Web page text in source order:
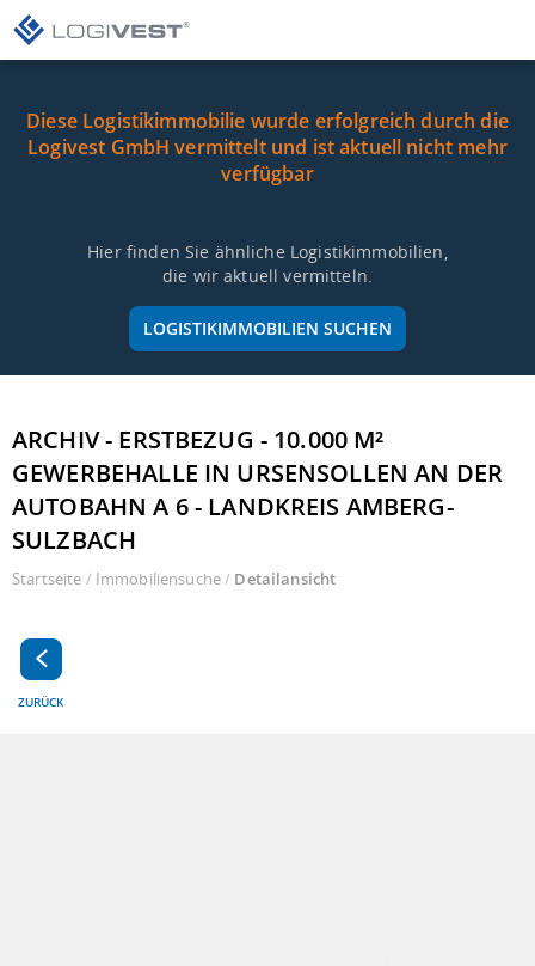
Diese Logistikimmobilie wurde erfolgreich durch die
Logivest GmbH vermittelt und ist aktuell nicht mehr
verfügbar
Hier finden Sie ähnliche Logistikimmobilien,
die wir aktuell vermitteln.
LOGISTIKIMMOBILIEN SUCHEN
ARCHIV - ERSTBEZUG - 10.000 M²
GEWERBEHALLE IN URSENSOLLEN AN DER
AUTOBAHN A 6 - LANDKREIS AMBERG-
SULZBACH
Startseite / Immobiliensuche/ Detailansicht
ZURÜCK